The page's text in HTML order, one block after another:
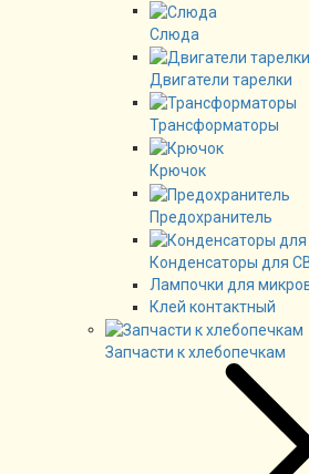
Слюда
Двигатели тарелки
Трансформаторы
Крючок
Предохранитель
Конденсаторы для
Лампочки для
Клей контактный
Запчасти к хлебопечкам